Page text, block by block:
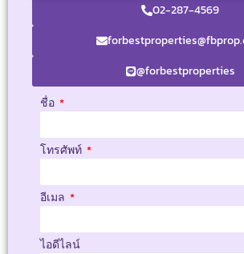
02-287-4569
@forbestproperties
ชื่อ
โทรศัพท์
อีเมล
ไอดีไลน์